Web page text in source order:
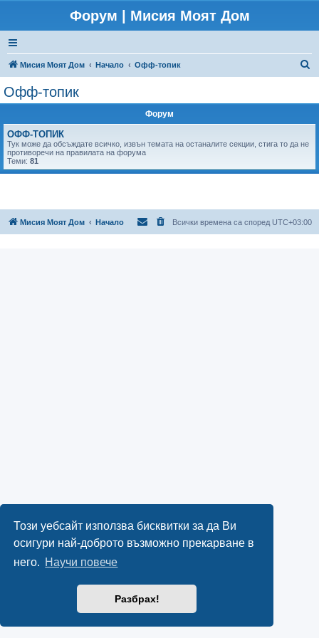
Този уебсайт използва бисквитки за да Ви
осигури най-доброто възможно прекарване в
него. Научи повече
Разбрах!
Форум | Мисия Моят Дом
Мисия Моят Дом Начало Офф-топик
Офф-топик
Форум
ОФФ-ТОПИК
Тук може да обсъждате всичко, извън темата на останалите секции, стига то да не
противоречи на правилата на форума
Теми: 81
Мисия Моят Дом Начало Всички времена са според UTC+03:00